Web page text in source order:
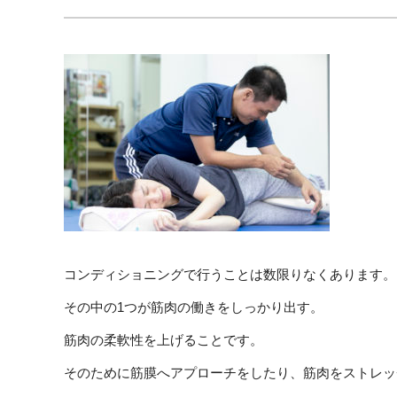
コンディショニングで行うことは数限りなくあります。
その中の1つが筋肉の働きをしっかり出す。
筋肉の柔軟性を上げることです。
そのために筋膜へアプローチをしたり、筋肉をストレッ